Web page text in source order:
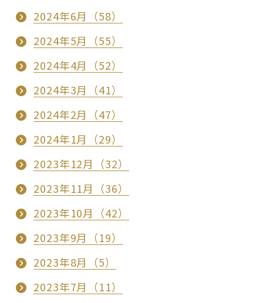
2024年6月（58）
2024年5月（55）
2024年4月（52）
2024年3月（41）
2024年2月（47）
2024年1月（29）
2023年12月（32）
2023年11月（36）
2023年10月（42）
2023年9月（19）
2023年8月（5）
2023年7月（11）